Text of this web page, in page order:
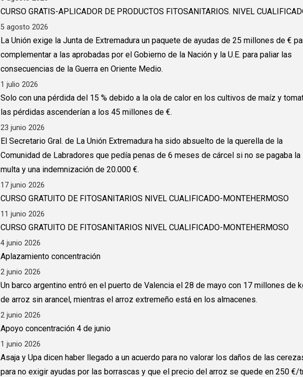
CURSO GRATIS-APLICADOR DE PRODUCTOS FITOSANITARIOS. NIVEL
5 agosto 2026
La Unión exige la Junta de Extremadura un paquete de ayudas de 25 millones de €
complementar a las aprobadas por el Gobierno de la Nación y la U.E. para paliar las
consecuencias de la Guerra en Oriente Medio.
1 julio 2026
Solo con una pérdida del 15 % debido a la ola de calor en los cultivos de maíz y
las pérdidas ascenderían a los 45 millones de €.
23 junio 2026
El Secretario Gral. de La Unión Extremadura ha sido absuelto de la querella de la
Comunidad de Labradores que pedía penas de 6 meses de cárcel si no se pagaba la
multa y una indemnización de 20.000 €.
17 junio 2026
CURSO GRATUITO DE FITOSANITARIOS NIVEL CUALIFICADO-MONTEHERMOSO
11 junio 2026
CURSO GRATUITO DE FITOSANITARIOS NIVEL CUALIFICADO-MONTEHERMOSO
4 junio 2026
Aplazamiento concentración
2 junio 2026
Un barco argentino entró en el puerto de Valencia el 28 de mayo con 17 millones de
de arroz sin arancel, mientras el arroz extremeño está en los almacenes.
2 junio 2026
Apoyo concentración 4 de junio
1 junio 2026
Asaja y Upa dicen haber llegado a un acuerdo para no valorar los daños de las
para no exigir ayudas por las borrascas y que el precio del arroz se quede en 250 €/